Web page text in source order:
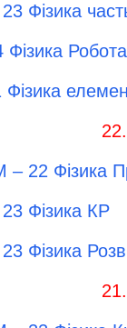
Фізика
Фізика
22 Фізика
Фізика КР
Фізика